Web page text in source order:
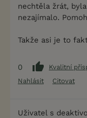
nechtěla žrát,
nezajímalo.
Takže asi je to
0
Kvalitní
Nahlásit
Citovat
Uživatel s